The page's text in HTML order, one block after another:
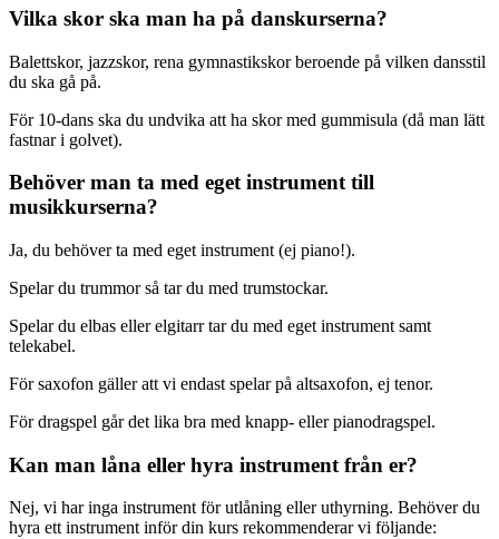
Vilka skor ska man ha på danskurserna?
Balettskor, jazzskor, rena gymnastikskor beroende på vilken dansstil
du ska gå på.
För 10-dans ska du undvika att ha skor med gummisula (då man lätt
fastnar i golvet).
Behöver man ta med eget instrument till
musikkurserna?
Ja, du behöver ta med eget instrument (ej piano!).
Spelar du trummor så tar du med trumstockar.
Spelar du elbas eller elgitarr tar du med eget instrument samt
telekabel.
För saxofon gäller att vi endast spelar på altsaxofon, ej tenor.
För dragspel går det lika bra med knapp- eller pianodragspel.
Kan man låna eller hyra instrument från er?
Nej, vi har inga instrument för utlåning eller uthyrning. Behöver du
hyra ett instrument inför din kurs rekommenderar vi följande: